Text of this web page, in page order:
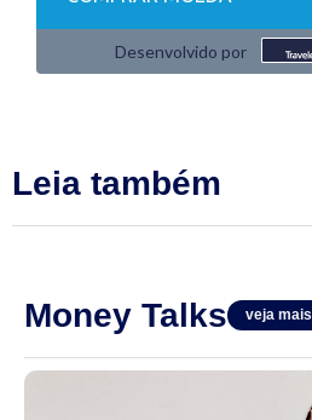
Leia também
Money Talks veja mais